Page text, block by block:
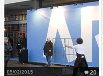
20
05/02/2015